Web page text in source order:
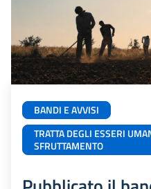
BANDI E AVVISI
TRATTA DEGLI ESSERI
SFRUTTAMENTO